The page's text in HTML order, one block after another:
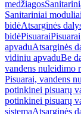
medžiagos
Sanitariniai
bidėAtsarginės
bidėPisuarai
apvaduAtsarginės
vidiniu apvaduBe
vandens nuleidimo
Pisuarai, vandens
potinkinei pisuarų
potinkinei pisuarų
sistemaAtsarginės